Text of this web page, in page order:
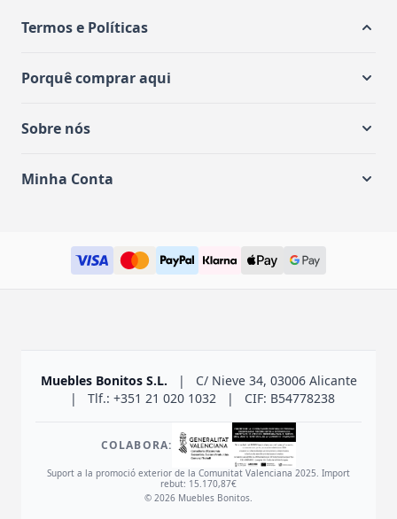
Termos e Políticas
Porquê comprar aqui
Sobre nós
Minha Conta
Muebles Bonitos S.L. |
C/ Nieve 34, 03006 Alicante
|
Tlf.: +351 21 020 1032 | CIF: B54778238
COLABORA:
Suport a la promoció exterior de la Comunitat Valenciana 2025. Import
rebut: 15.170,87€
© 2026 Muebles Bonitos.